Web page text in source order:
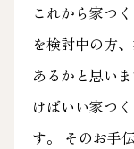
これから家つ
を検討中の方
あるかと思い
けばいい家つ
す。 そのお手